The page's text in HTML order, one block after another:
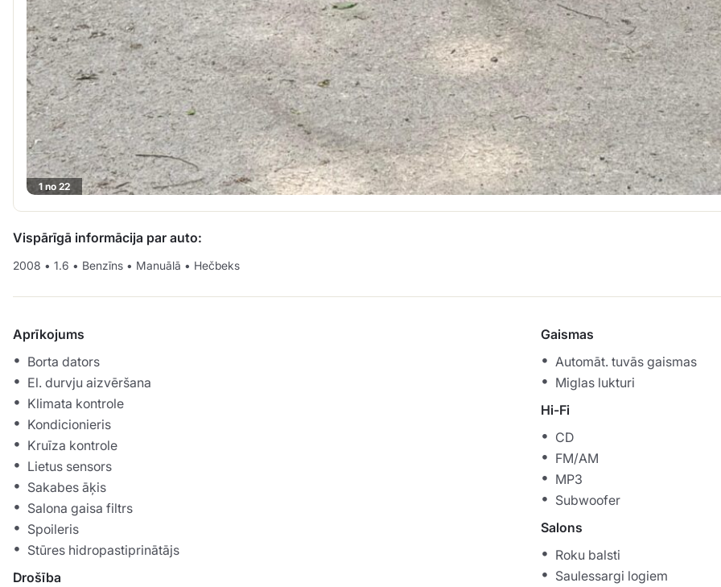
1 no 22
Vispārīgā informācija par auto:
2008 • 1.6 • Benzīns • Manuālā • Hečbeks
Aprīkojums
Borta dators
El. durvju aizvēršana
Klimata kontrole
Kondicionieris
Kruīza kontrole
Lietus sensors
Sakabes āķis
Salona gaisa filtrs
Spoileris
Stūres hidropastiprinātājs
Drošība
Gaismas
Automāt. tuvās gaismas
Miglas lukturi
Hi-Fi
CD
FM/AM
MP3
Subwoofer
Salons
Roku balsti
Saulessargi logiem